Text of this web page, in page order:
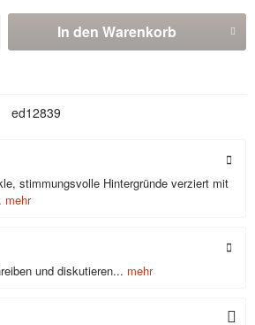
In den Warenkorb
ed12839
stimmungsvolle Hintergründe verziert mit
mehr
und diskutieren... mehr